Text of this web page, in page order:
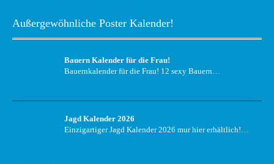
Außergewöhnliche Poster Kalender!
Bauern Kalender für die Frau!
Bauernkalender für die Frau! 12 sexy Bauern…
Jagd Kalender 2026
Einzigartiger Jagd Kalender 2026 mur hier erhältlich!…